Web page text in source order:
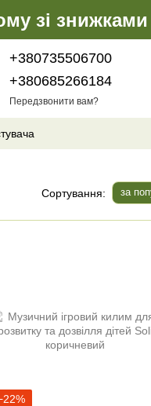
зі
+380735506700
+380685266184
Передзвонити вам?
Сортування: за